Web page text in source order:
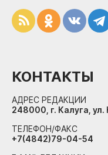
КОНТАКТЫ
АДРЕС РЕДАКЦИИ
248000, г. Калуга,
ТЕЛЕФОН/ФАКС
+7(4842)79-04-54